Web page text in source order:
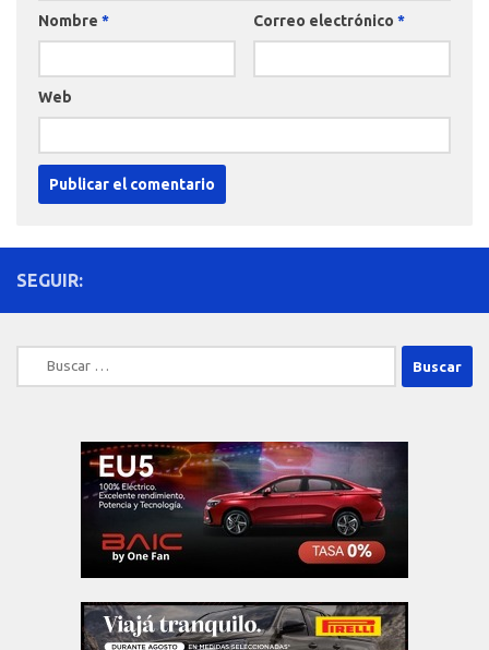
Nombre * Correo electrónico *
Web
SEGUIR:
Buscar: